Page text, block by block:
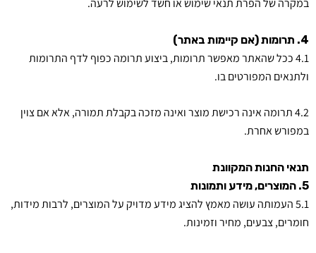
במקרה של הפרת תנאי שימוש או חשד לשימוש לרעה.
4. תרומות (אם קיימות באתר)
4.1 ככל שהאתר מאפשר תרומות, ביצוע תרומה כפוף לדף התרומות
ולתנאים המפורטים בו.
4.2 תרומה אינה רכישת מוצר ואינה מזכה בקבלת תמורה, אלא אם צוין
במפורש אחרת.
תנאי החנות המקוונת
5. המוצרים, מידע ותמונות
5.1 העמותה עושה מאמץ להציג מידע מדויק על המוצרים, לרבות מידות,
חומרים, צבעים, מחיר וזמינות.